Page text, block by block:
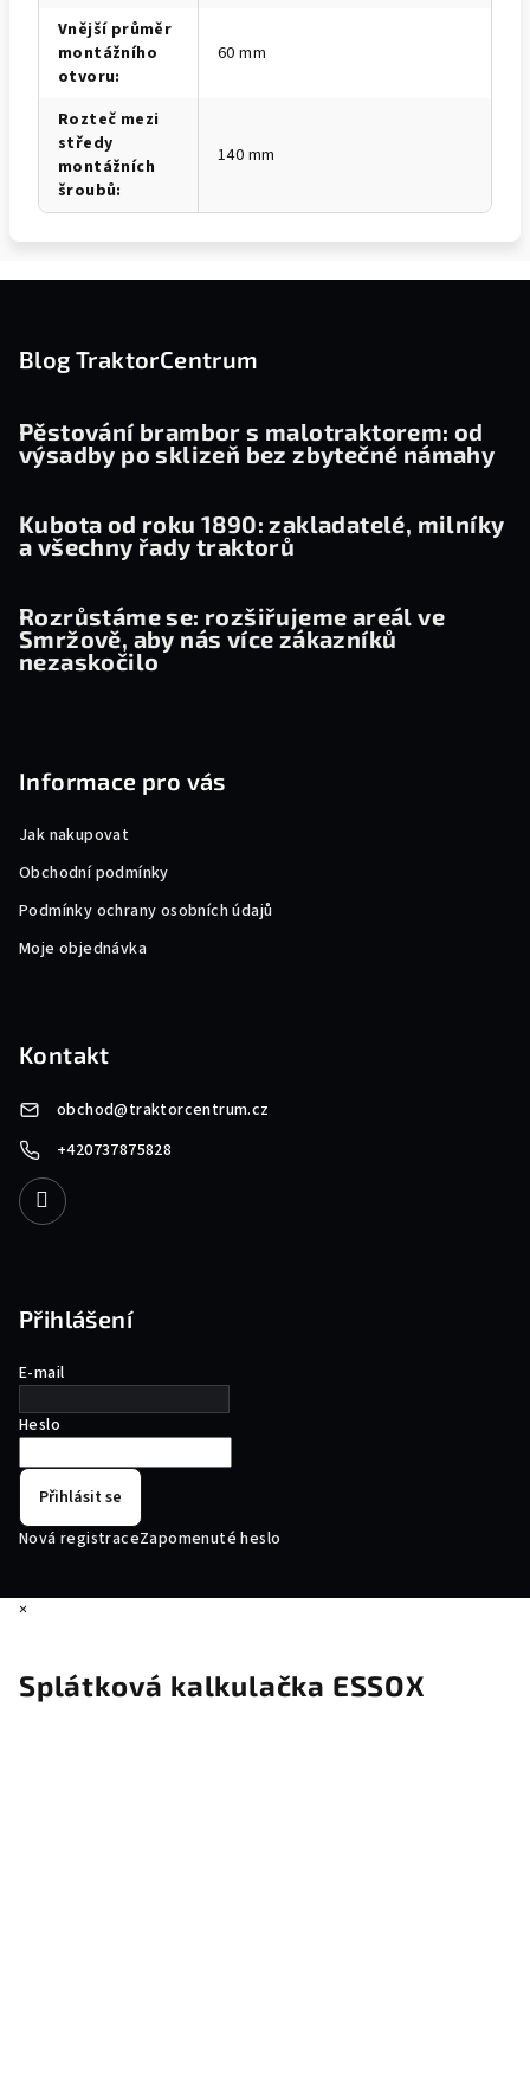
Vnější průměr
montážního
otvoru:
60 mm
Rozteč mezi
středy
montážních
šroubů:
140 mm
Blog TraktorCentrum
Pěstování brambor s malotraktorem: od
výsadby po sklizeň bez zbytečné námahy
Kubota od roku 1890: zakladatelé, milníky
a všechny řady traktorů
Rozrůstáme se: rozšiřujeme areál ve
Smržově, aby nás více zákazníků
nezaskočilo
Informace pro vás
Jak nakupovat
Obchodní podmínky
Podmínky ochrany osobních údajů
Moje objednávka
Kontakt
obchod@traktorcentrum.cz
+420737875828
Přihlášení
E-mail
Heslo
Přihlásit se
Nová registraceZapomenuté heslo
×
Splátková kalkulačka ESSOX